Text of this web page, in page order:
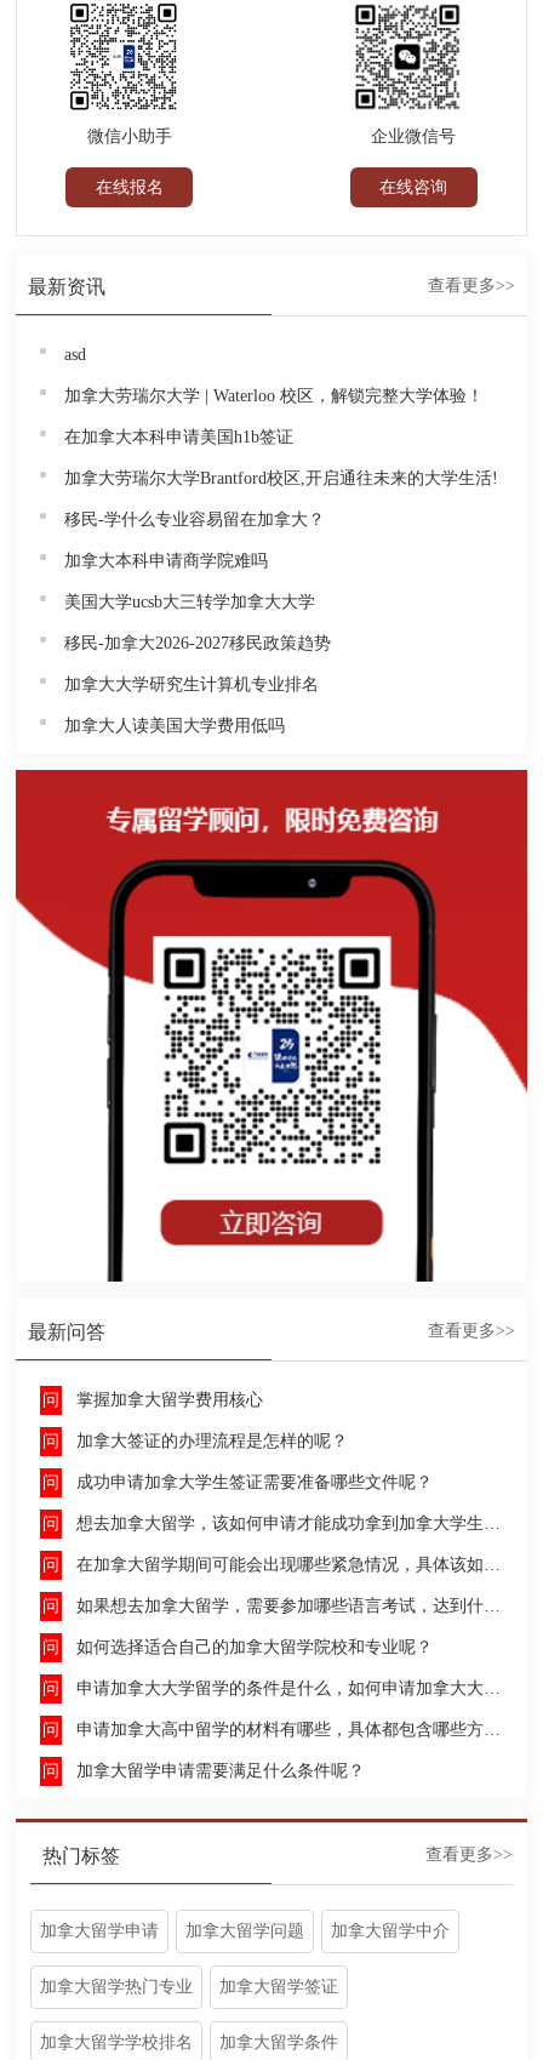
微信小助手
在线报名
企业微信号
在线咨询
最新资讯 查看更多>>
asd
加拿大劳瑞尔大学 | Waterloo 校区，解锁完整大学体验！
在加拿大本科申请美国h1b签证
加拿大劳瑞尔大学Brantford校区,开启通往未来的大学生活!
移民-学什么专业容易留在加拿大？
加拿大本科申请商学院难吗
美国大学ucsb大三转学加拿大大学
移民-加拿大2026-2027移民政策趋势
加拿大大学研究生计算机专业排名
加拿大人读美国大学费用低吗
最新问答 查看更多>>
掌握加拿大留学费用核心
加拿大签证的办理流程是怎样的呢？
成功申请加拿大学生签证需要准备哪些文件呢？
想去加拿大留学，该如何申请才能成功拿到加拿大学生签证呢？
在加拿大留学期间可能会出现哪些紧急情况，具体该如何去处理这些紧急情况呢？
如果想去加拿大留学，需要参加哪些语言考试，达到什么水平才能申请呢？
如何选择适合自己的加拿大留学院校和专业呢？
申请加拿大大学留学的条件是什么，如何申请加拿大大学留学，留学的费用及签证申请流程是什么？
申请加拿大高中留学的材料有哪些，具体都包含哪些方面呢？
加拿大留学申请需要满足什么条件呢？
热门标签 查看更多>>
加拿大留学申请 加拿大留学问题 加拿大留学中介
加拿大留学热门专业 加拿大留学签证
加拿大留学学校排名 加拿大留学条件